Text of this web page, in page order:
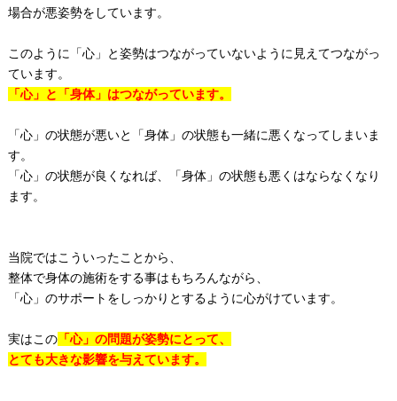
場合が悪姿勢をしています。
このように「心」と姿勢はつながっていないように見えてつながっ
ています。
「心」と「身体」はつながっています。
「心」の状態が悪いと「身体」の状態も一緒に悪くなってしまいま
す。
「心」の状態が良くなれば、「身体」の状態も悪くはならなくなり
ます。
当院ではこういったことから、
整体で身体の施術をする事はもちろんながら、
「心」のサポートをしっかりとするように心がけています。
実はこの「心」の問題が姿勢にとって、
とても大きな影響を与えています。